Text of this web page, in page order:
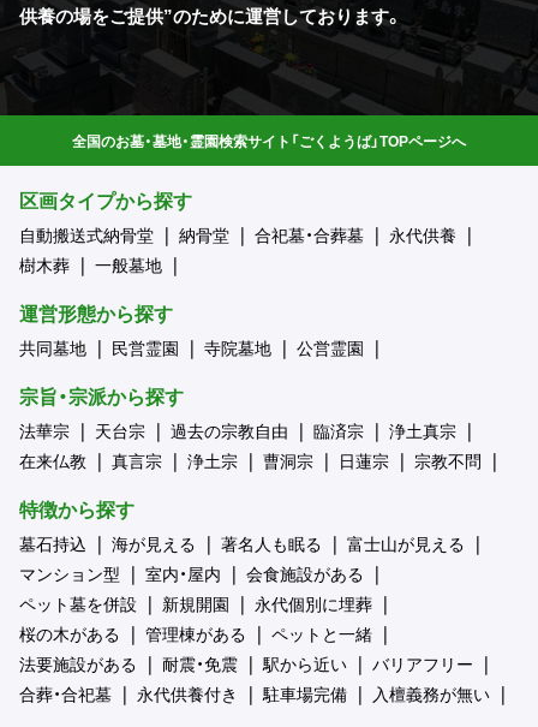
供養の場をご提供”のために運営しております。
全国のお墓・墓地・霊園検索サイト「ごくようば」TOPページへ
区画タイプから探す
自動搬送式納骨堂 納骨堂 合祀墓・合葬墓
永代供養
樹木葬
一般墓地
運営形態から探す
共同墓地 民営霊園 寺院墓地 公営霊園
宗旨・宗派から探す
法華宗 天台宗 過去の宗教自由 臨済宗
浄土真宗
在来仏教
真言宗 浄土宗 曹洞宗 日蓮宗 宗教不問
特徴から探す
墓石持込 海が見える 著名人も眠る
富士山が見える
マンション型
室内・屋内
会食施設がある
ペット墓を併設
新規開園
永代個別に埋葬
桜の木がある
管理棟がある
ペットと一緒
法要施設がある
耐震・免震 駅から近い
バリアフリー
合葬・合祀墓
永代供養付き 駐車場完備 入檀義務が無い